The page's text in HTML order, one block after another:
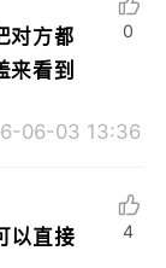
对方都
来看到
06-03 13:36
0
以直接
4